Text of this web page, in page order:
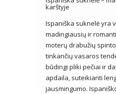
karštyje
Ispaniška suknelė yra
madingiausių ir
moterų drabužių
tinkančių vasaros
būdingi pliki pečiai ir
apdaila, suteikianti
jausmingumo.